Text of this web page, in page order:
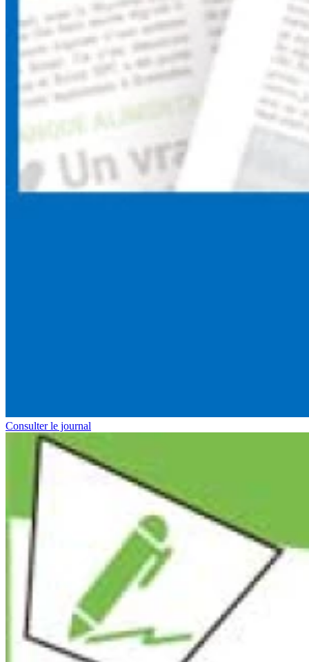
Consulter le journal